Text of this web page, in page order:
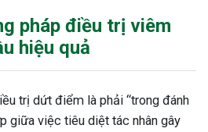
pháp điều trị viêm
hiệu quả
trị dứt điểm là phải “trong đánh
giữa việc tiêu diệt tác nhân gây